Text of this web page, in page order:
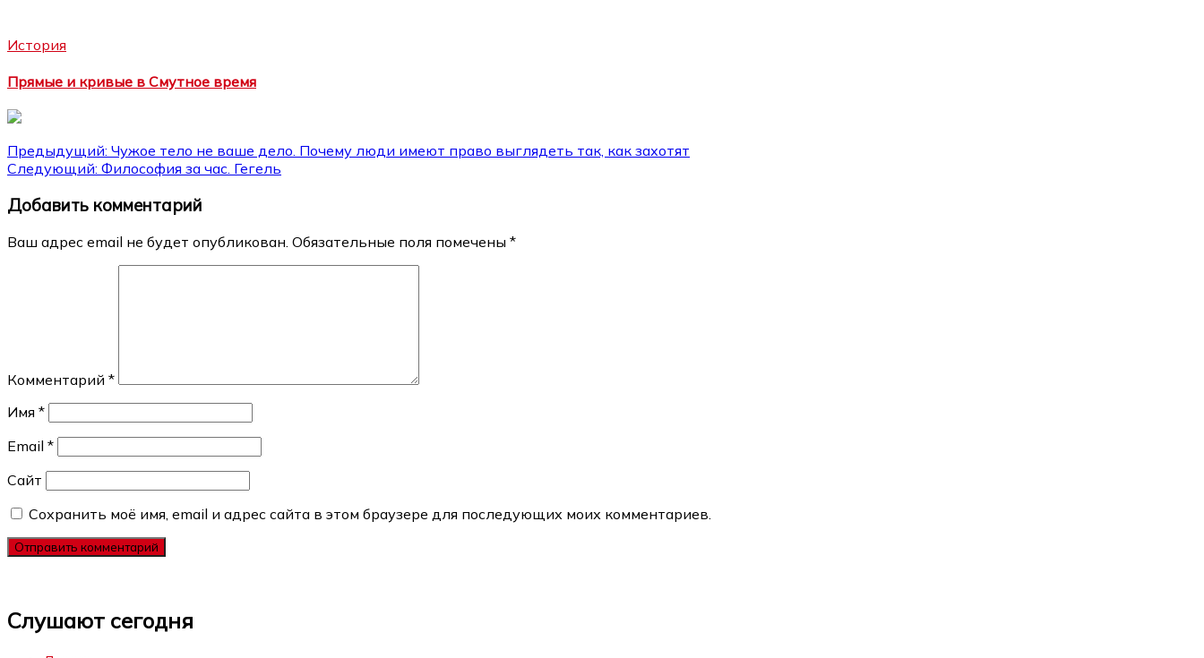
История
Прямые и кривые в Смутное время
Навигация
по
записям
Предыдущий: Чужое тело не ваше дело. Почему люди имеют право выглядеть так, как захотят
Следующий: Философия за час. Гегель
Добавить комментарий
Ваш адрес email не будет опубликован. Обязательные поля помечены *
Комментарий *
Имя *
Email *
Сайт
Сохранить моё имя, email и адрес сайта в этом браузере для последующих моих комментариев.
Слушают сегодня